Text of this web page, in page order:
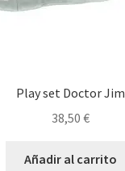
Play set Doctor Jim
38,50 €
Añadir al carrito